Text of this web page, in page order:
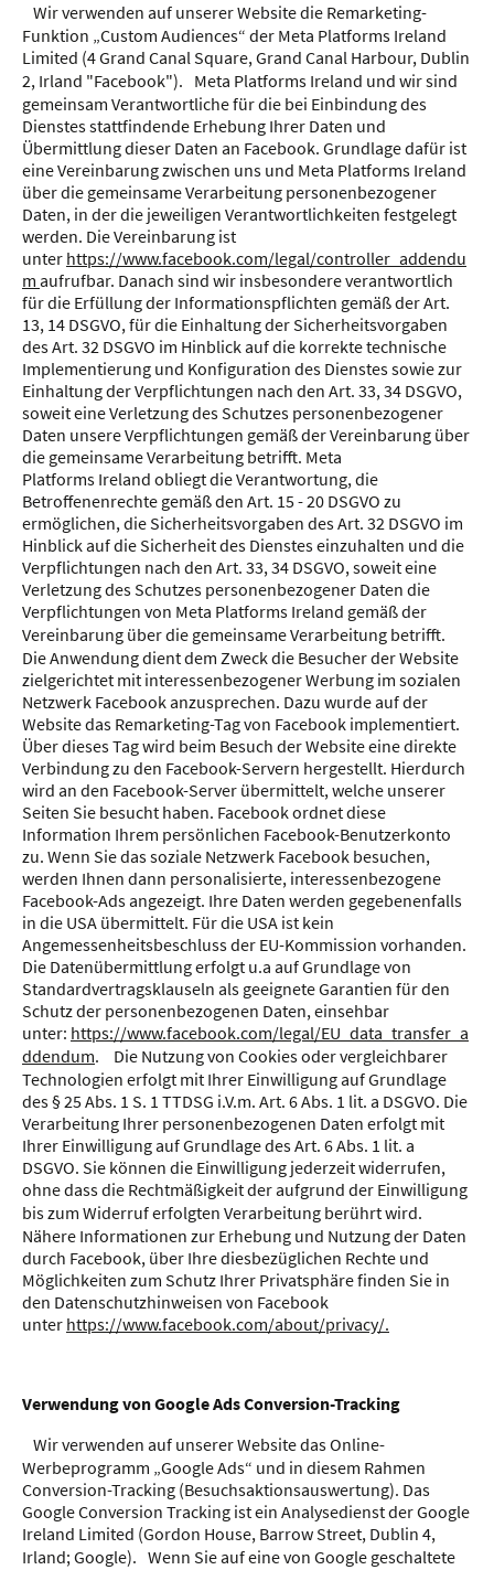
Wir verwenden auf unserer Website die Remarketing-
Funktion „Custom Audiences“ der Meta Platforms Ireland
Limited (4 Grand Canal Square, Grand Canal Harbour, Dublin
2, Irland "Facebook"). Meta Platforms Ireland und wir sind
gemeinsam Verantwortliche für die bei Einbindung des
Dienstes stattfindende Erhebung Ihrer Daten und
Übermittlung dieser Daten an Facebook. Grundlage dafür ist
eine Vereinbarung zwischen uns und Meta Platforms Ireland
über die gemeinsame Verarbeitung personenbezogener
Daten, in der die jeweiligen Verantwortlichkeiten festgelegt
werden. Die Vereinbarung ist
unter https://www.facebook.com/legal/controller_addendu
m aufrufbar. Danach sind wir insbesondere verantwortlich
für die Erfüllung der Informationspflichten gemäß der Art.
13, 14 DSGVO, für die Einhaltung der Sicherheitsvorgaben
des Art. 32 DSGVO im Hinblick auf die korrekte technische
Implementierung und Konfiguration des Dienstes sowie zur
Einhaltung der Verpflichtungen nach den Art. 33, 34 DSGVO,
soweit eine Verletzung des Schutzes personenbezogener
Daten unsere Verpflichtungen gemäß der Vereinbarung über
die gemeinsame Verarbeitung betrifft. Meta
Platforms Ireland obliegt die Verantwortung, die
Betroffenenrechte gemäß den Art. 15 - 20 DSGVO zu
ermöglichen, die Sicherheitsvorgaben des Art. 32 DSGVO im
Hinblick auf die Sicherheit des Dienstes einzuhalten und die
Verpflichtungen nach den Art. 33, 34 DSGVO, soweit eine
Verletzung des Schutzes personenbezogener Daten die
Verpflichtungen von Meta Platforms Ireland gemäß der
Vereinbarung über die gemeinsame Verarbeitung betrifft.
Die Anwendung dient dem Zweck die Besucher der Website
zielgerichtet mit interessenbezogener Werbung im sozialen
Netzwerk Facebook anzusprechen. Dazu wurde auf der
Website das Remarketing-Tag von Facebook implementiert.
Über dieses Tag wird beim Besuch der Website eine direkte
Verbindung zu den Facebook-Servern hergestellt. Hierdurch
wird an den Facebook-Server übermittelt, welche unserer
Seiten Sie besucht haben. Facebook ordnet diese
Information Ihrem persönlichen Facebook-Benutzerkonto
zu. Wenn Sie das soziale Netzwerk Facebook besuchen,
werden Ihnen dann personalisierte, interessenbezogene
Facebook-Ads angezeigt. Ihre Daten werden gegebenenfalls
in die USA übermittelt. Für die USA ist kein
Angemessenheitsbeschluss der EU-Kommission vorhanden.
Die Datenübermittlung erfolgt u.a auf Grundlage von
Standardvertragsklauseln als geeignete Garantien für den
Schutz der personenbezogenen Daten, einsehbar
unter: https://www.facebook.com/legal/EU_data_transfer_a
ddendum. Die Nutzung von Cookies oder vergleichbarer
Technologien erfolgt mit Ihrer Einwilligung auf Grundlage
des § 25 Abs. 1 S. 1 TTDSG i.V.m. Art. 6 Abs. 1 lit. a DSGVO. Die
Verarbeitung Ihrer personenbezogenen Daten erfolgt mit
Ihrer Einwilligung auf Grundlage des Art. 6 Abs. 1 lit. a
DSGVO. Sie können die Einwilligung jederzeit widerrufen,
ohne dass die Rechtmäßigkeit der aufgrund der Einwilligung
bis zum Widerruf erfolgten Verarbeitung berührt wird.
Nähere Informationen zur Erhebung und Nutzung der Daten
durch Facebook, über Ihre diesbezüglichen Rechte und
Möglichkeiten zum Schutz Ihrer Privatsphäre finden Sie in
den Datenschutzhinweisen von Facebook
unter https://www.facebook.com/about/privacy/.
Verwendung von Google Ads Conversion-Tracking
Wir verwenden auf unserer Website das Online-
Werbeprogramm „Google Ads“ und in diesem Rahmen
Conversion-Tracking (Besuchsaktionsauswertung). Das
Google Conversion Tracking ist ein Analysedienst der Google
Ireland Limited (Gordon House, Barrow Street, Dublin 4,
Irland; Google). Wenn Sie auf eine von Google geschaltete